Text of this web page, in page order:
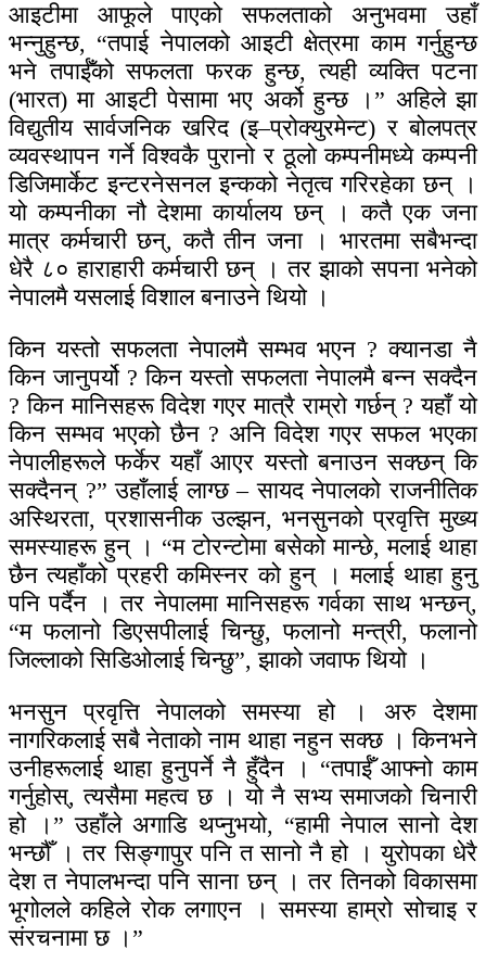
आइटीमा आफूले पाएको सफलताको अनुभवमा उहाँ
भन्नुहुन्छ, “तपाई नेपालको आइटी क्षेत्रमा काम गर्नुहुन्छ
भने तपाईँको सफलता फरक हुन्छ, त्यही व्यक्ति पटना
(भारत) मा आइटी पेसामा भए अर्को हुन्छ ।” अहिले झा
विद्युतीय सार्वजनिक खरिद (इ–प्रोक्युरमेन्ट) र बोलपत्र
व्यवस्थापन गर्ने विश्वकै पुरानो र ठूलो कम्पनीमध्ये कम्पनी
डिजिमार्केट इन्टरनेसनल इन्कको नेतृत्व गरिरहेका छन् ।
यो कम्पनीका नौ देशमा कार्यालय छन् । कतै एक जना
मात्र कर्मचारी छन्, कतै तीन जना । भारतमा सबैभन्दा
धेरै ८० हाराहारी कर्मचारी छन् । तर झाको सपना भनेको
नेपालमै यसलाई विशाल बनाउने थियो ।
किन यस्तो सफलता नेपालमै सम्भव भएन ? क्यानडा नै
किन जानुपर्यो ? किन यस्तो सफलता नेपालमै बन्न सक्दैन
? किन मानिसहरू विदेश गएर मात्रै राम्रो गर्छन् ? यहाँ यो
किन सम्भव भएको छैन ? अनि विदेश गएर सफल भएका
नेपालीहरूले फर्केर यहाँ आएर यस्तो बनाउन सक्छन् कि
सक्दैनन् ?” उहाँलाई लाग्छ – सायद नेपालको राजनीतिक
अस्थिरता, प्रशासनीक उल्झन, भनसुनको प्रवृत्ति मुख्य
समस्याहरू हुन् । “म टोरन्टोमा बसेको मान्छे, मलाई थाहा
छैन त्यहाँको प्रहरी कमिस्नर को हुन् । मलाई थाहा हुनु
पनि पर्दैन । तर नेपालमा मानिसहरू गर्वका साथ भन्छन्,
“म फलानो डिएसपीलाई चिन्छु, फलानो मन्त्री, फलानो
जिल्लाको सिडिओलाई चिन्छु”, झाको जवाफ थियो ।
भनसुन प्रवृत्ति नेपालको समस्या हो । अरु देशमा
नागरिकलाई सबै नेताको नाम थाहा नहुन सक्छ । किनभने
उनीहरूलाई थाहा हुनुपर्ने नै हुँदैन । “तपाईँ आफ्नो काम
गर्नुहोस्, त्यसैमा महत्व छ । यो नै सभ्य समाजको चिनारी
हो ।” उहाँले अगाडि थप्नुभयो, “हामी नेपाल सानो देश
भन्छौँ । तर सिङ्गापुर पनि त सानो नै हो । युरोपका धेरै
देश त नेपालभन्दा पनि साना छन् । तर तिनको विकासमा
भूगोलले कहिले रोक लगाएन । समस्या हाम्रो सोचाइ र
संरचनामा छ ।”